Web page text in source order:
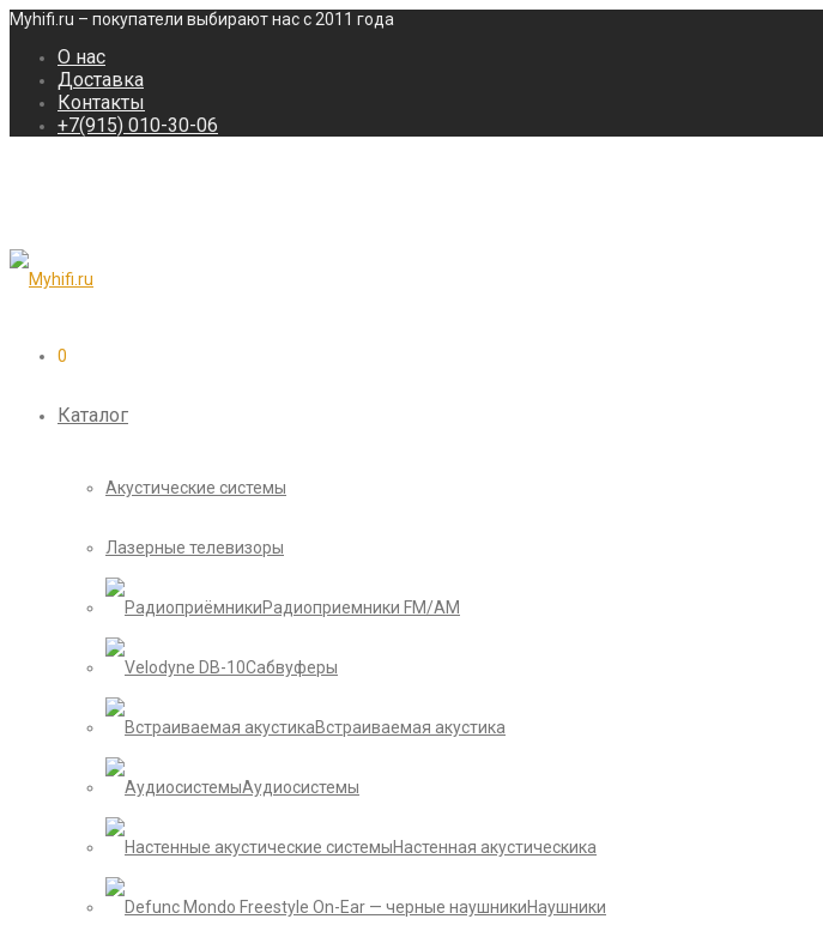
Myhifi.ru – покупатели выбирают нас с 2011 года
О нас
Доставка
Контакты
+7(915) 010-30-06
0
Каталог
Акустические системы
Лазерные телевизоры
Радиоприемники FM/AM
Сабвуферы
Встраиваемая акустика
Аудиосистемы
Настенная акустическика
Наушники